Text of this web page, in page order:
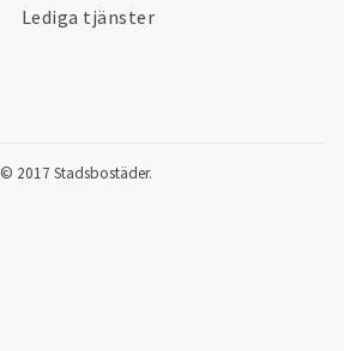
Lediga tjänster
© 2017 Stadsbostäder.